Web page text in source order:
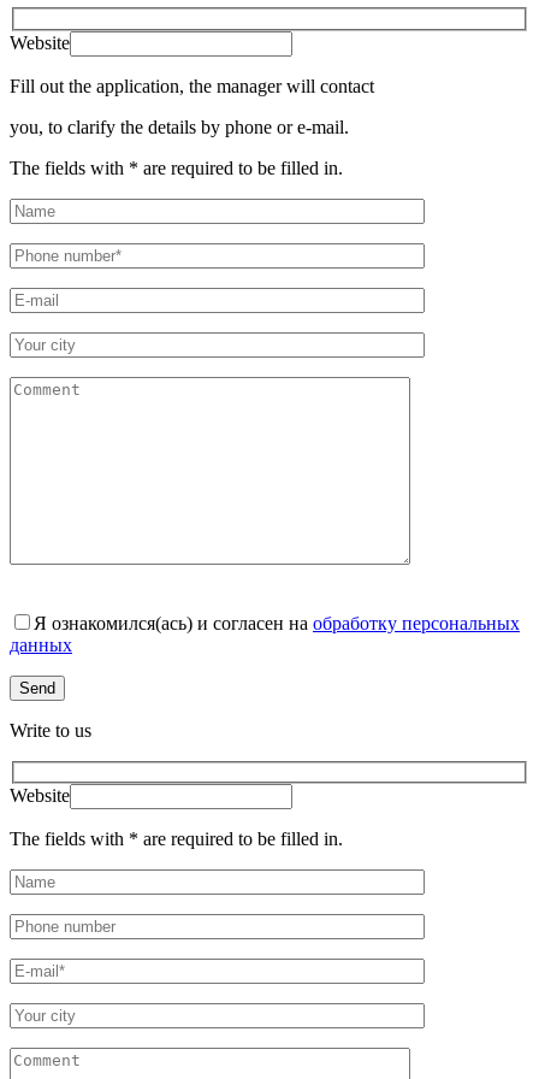
Website
Fill out the application, the manager will contact
you, to clarify the details by phone or e-mail.
The fields with * are required to be filled in.
Я ознакомился(ась) и согласен на обработку персональных
данных
Write to us
Website
The fields with * are required to be filled in.